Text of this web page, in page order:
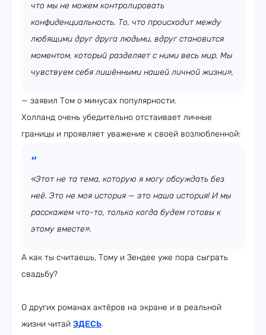
что мы не можем контролировать
конфиденциальность. То, что происходит между
любящими друг друга людьми, вдруг становится
моментом, который разделяет с ними весь мир. Мы
чувствуем себя лишёнными нашей личной жизни»,
— заявил Том о минусах популярности.
Холланд очень убедительно отстаивает личные
границы и проявляет уважение к своей возлюбленной:
«Этот не та тема, которую я могу обсуждать без
неё. Это не моя история — это наша история! И мы
расскажем что-то, только когда будем готовы к
этому вместе».
А как ты считаешь, Тому и Зендее уже пора сыграть
свадьбу?
О других романах актёров на экране и в реальной
жизни читай ЗДЕСЬ.